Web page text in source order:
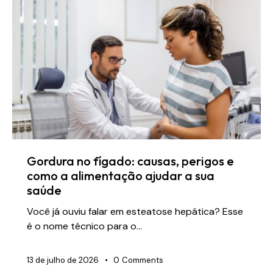
Gordura no fígado: causas, perigos e
como a alimentação ajudar a sua
saúde
Você já ouviu falar em esteatose hepática? Esse
é o nome técnico para o…
13 de julho de 2026 0 Comments